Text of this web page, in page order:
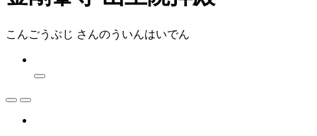
こんごうぶじ さんのういんはいでん